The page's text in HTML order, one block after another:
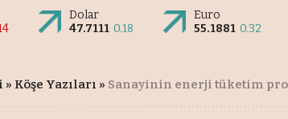
Dolar
47.7111 0.18
Euro
55.1881 0.32
» Köşe Yazıları » Sanayinin enerji tüketim